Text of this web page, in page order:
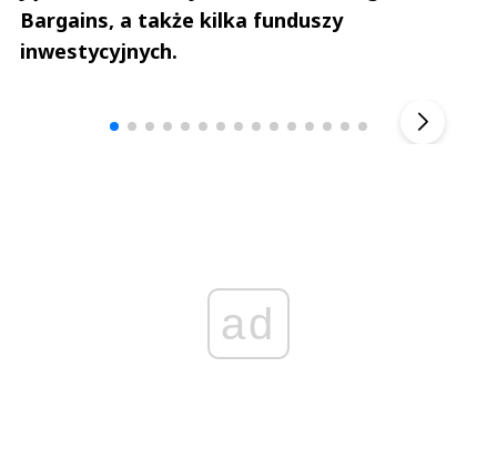
Bargains, a także kilka funduszy
inwestycyjnych.
ad